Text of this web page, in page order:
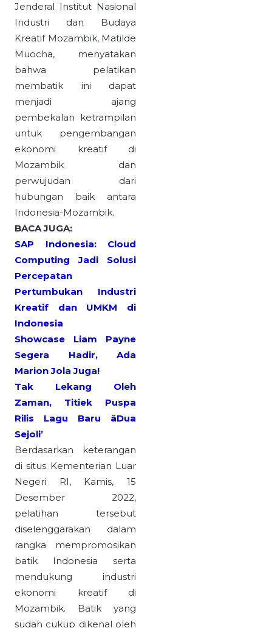
Jenderal Institut Nasional
Industri dan Budaya
Kreatif Mozambik, Matilde
Muocha, menyatakan
bahwa pelatikan
membatik ini dapat
menjadi ajang
pembekalan ketrampilan
untuk pengembangan
ekonomi kreatif di
Mozambik dan
perwujudan dari
hubungan baik antara
Indonesia-Mozambik.
BACA JUGA:
SAP Indonesia: Cloud
Computing Jadi Solusi
Percepatan
Pertumbukan Industri
Kreatif dan UMKM di
Indonesia
Showcase Liam Payne
Segera Hadir, Ada
Marion Jola Juga!
Tak Lekang Oleh
Zaman, Titiek Puspa
Rilis Lagu Baru âDua
Sejoli’
Berdasarkan keterangan
di situs Kementerian Luar
Negeri RI, Kamis, 15
Desember 2022,
pelatihan tersebut
diselenggarakan dalam
rangka mempromosikan
batik Indonesia serta
mendukung industri
ekonomi kreatif di
Mozambik. Batik yang
sudah cukup dikenal oleh